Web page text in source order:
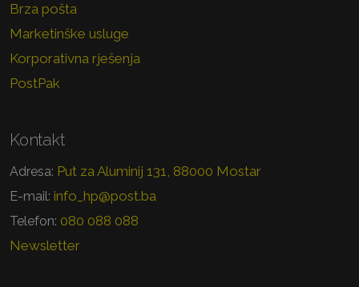
Brza pošta
Marketinške usluge
Korporativna rješenja
PostPak
Kontakt
Adresa: Put za Aluminij 131, 88000 Mostar
E-mail: info_hp@post.ba
Telefon: 080 088 088
Newsletter